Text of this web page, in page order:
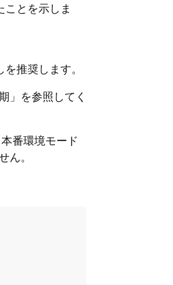
とを示しま
推奨します。
」を参照してく
番環境モード
ん。